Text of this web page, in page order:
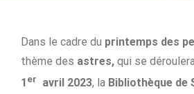
Dans le cadre du printemps des
thème des astres,qui se
1 er avril 2023, la Bibliothèque de